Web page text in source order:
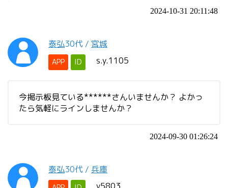
2024-10-31 20:11:48
泰弘30代 / 宮城
APP ID s.y.1105
今掲示板見ている******さんいませんか？ よかっ
たら気軽にラインしませんか？
2024-09-30 01:26:24
泰弘30代 / 兵庫